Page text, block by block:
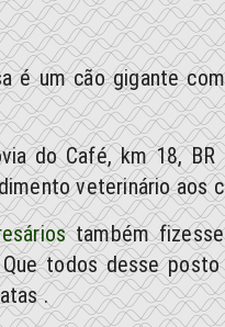
é um cão gigante
do Café, km 18,
veterinário aos
também
todos desse
.